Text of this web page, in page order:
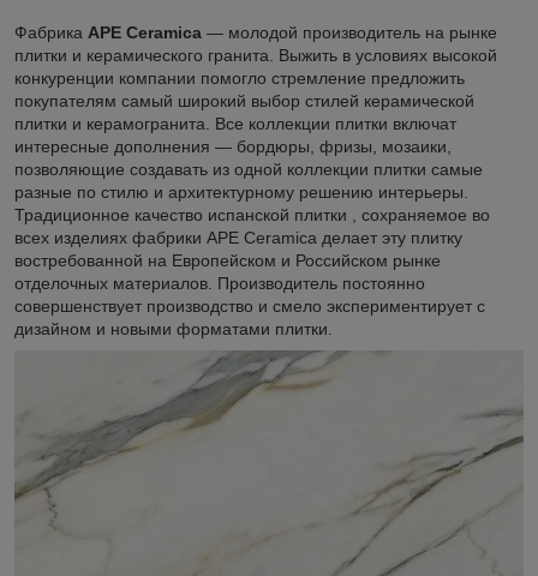
Фабрика APE Ceramica — молодой производитель на рынке
плитки и керамического гранита. Выжить в условиях высокой
конкуренции компании помогло стремление предложить
покупателям самый широкий выбор стилей керамической
плитки и керамогранита. Все коллекции плитки включат
интересные дополнения — бордюры, фризы, мозаики,
позволяющие создавать из одной коллекции плитки самые
разные по стилю и архитектурному решению интерьеры.
Традиционное качество испанской плитки , сохраняемое во
всех изделиях фабрики APE Ceramica делает эту плитку
востребованной на Европейском и Российском рынке
отделочных материалов. Производитель постоянно
совершенствует производство и смело экспериментирует с
дизайном и новыми форматами плитки.